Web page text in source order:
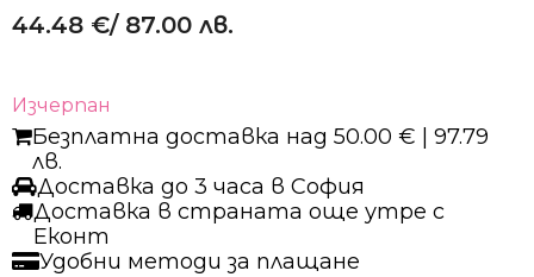
44.48 €/ 87.00 лв.
Изчерпан
Безплатна доставка над 50.00 € | 97.79
лв.
Доставка до 3 часа в София
Доставка в страната още утре с
Еконт
Удобни методи за плащане